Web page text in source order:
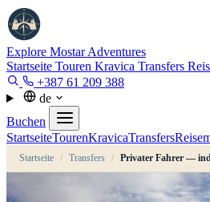
Explore MostarAdventures
Startseite Touren Kravica Transfers
+387 61 209 388
de
Buchen
StartseiteTourenKravicaTransfers
Startseite / Transfers /